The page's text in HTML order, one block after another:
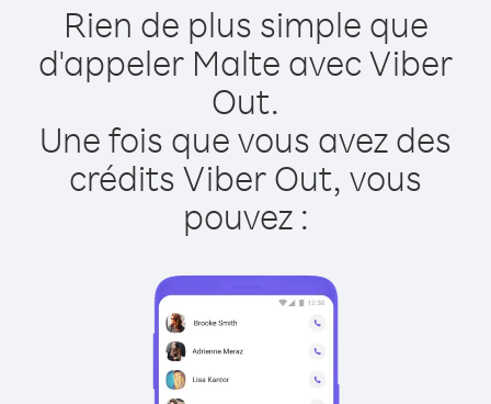
Rien de plus simple que
d'appeler Malte avec Viber
Out.
Une fois que vous avez des
crédits Viber Out, vous
pouvez :